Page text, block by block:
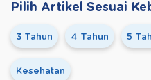
Pilih Artikel Sesuai
3 Tahun 4 Tahun 5
Kesehatan